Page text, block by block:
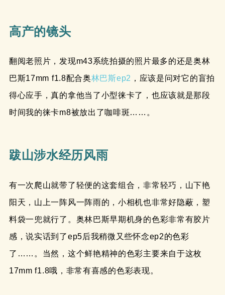
高产的镜头
翻阅老照片，发现m43系统拍摄的照片最多的还是奥林
巴斯17mm f1.8配合奥林巴斯ep2 ，应该是问对它的盲拍
得心应手，真的拿他当了小型徕卡了，也应该就是那段
时间我的徕卡m8被放出了咖啡斑……。
跋山涉水经历风雨
有一次爬山就带了轻便的这套组合，非常轻巧，山下艳
阳天，山上一阵风一阵雨的，小相机也非常好隐蔽，塑
料袋一兜就行了。奥林巴斯早期机身的色彩非常有胶片
感，说实话到了ep5后我稍微又些怀念ep2的色彩
了……。当然，这个鲜艳精神的色彩主要来自于这枚
17mm f1.8哦，非常有喜感的色彩表现。